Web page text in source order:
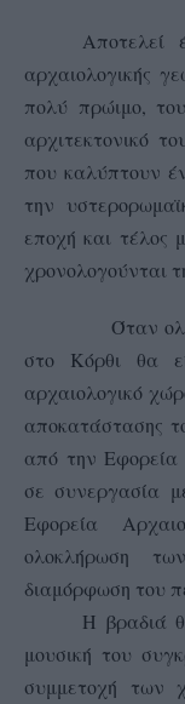
Αποτελεί
αρχαιολογικής
πολύ πρώιμο,
αρχιτεκτονικό
που καλύπτουν
την
εποχή και τέλος
χρονολογούνται
Όταν
στο Κόρθι θα
αρχαιολογικό
αποκατάστασης
από την
σε συνεργασία
Εφορεία
ολοκλήρωση
διαμόρφωση του
Η βραδιά
μουσική του
συμμετοχή των